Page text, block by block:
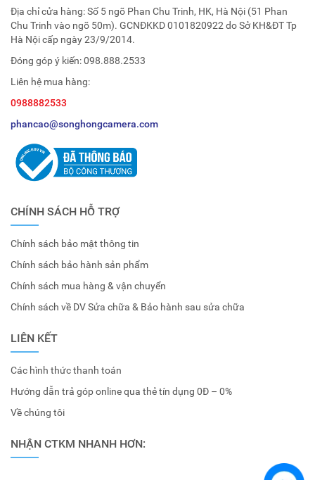
Địa chỉ cửa hàng: Số 5 ngõ Phan Chu Trinh, HK, Hà Nội (51 Phan
Chu Trinh vào ngõ 50m). GCNĐKKD 0101820922 do Sở KH&ĐT Tp
Hà Nội cấp ngày 23/9/2014.
Đóng góp ý kiến:098.888.2533
Liên hệ mua hàng:
0988882533
phancao@songhongcamera.com
CHÍNH SÁCH HỖ TRỢ
Chính sách bảo mật thông tin
Chính sách bảo hành sản phẩm
Chính sách mua hàng & vận chuyển
Chính sách về DV Sửa chữa & Bảo hành sau sửa chữa
LIÊN KẾT
Các hình thức thanh toán
Hướng dẫn trả góp online qua thẻ tín dụng 0Đ – 0%
Về chúng tôi
NHẬN CTKM NHANH HƠN: